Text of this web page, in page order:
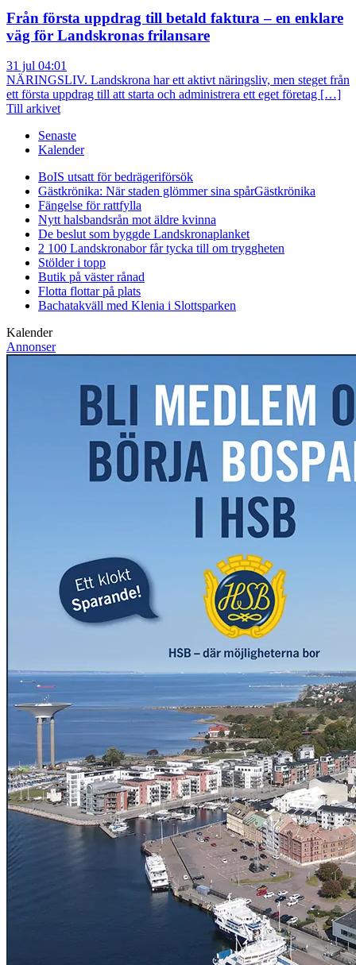
Från första uppdrag till betald faktura – en enklare
väg för Landskronas frilansare
31 jul 04:01
NÄRINGSLIV. Landskrona har ett aktivt näringsliv, men steget från
ett första uppdrag till att starta och administrera ett eget företag […]
Till arkivet
Senaste
Kalender
BoIS utsatt för bedrägeriförsök
Gästkrönika: När staden glömmer sina spårGästkrönika
Fängelse för rattfylla
Nytt halsbandsrån mot äldre kvinna
De beslut som byggde Landskronaplanket
2 100 Landskronabor får tycka till om tryggheten
Stölder i topp
Butik på väster rånad
Flotta flottar på plats
Bachatakväll med Klenia i Slottsparken
Kalender
Annonser